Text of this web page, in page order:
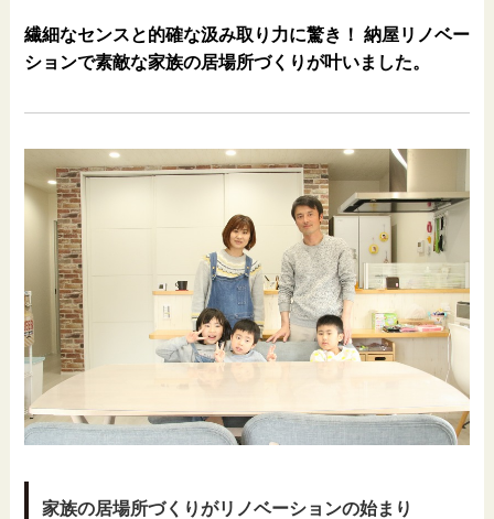
繊細なセンスと的確な汲み取り力に驚き！ 納屋リノベー
ションで素敵な家族の居場所づくりが叶いました。
家族の居場所づくりがリノベーションの始まり